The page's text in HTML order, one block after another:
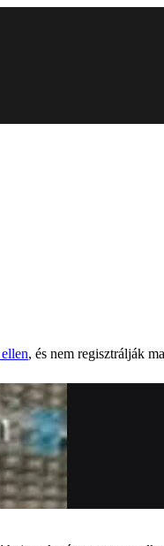
, és nem regisztrálják